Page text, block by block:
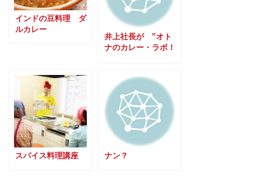
インドの豆料理 ダ
ルカレー
井上社長が ”オト
ナのカレー・ラボ！
スパイス料理講座 ナン？